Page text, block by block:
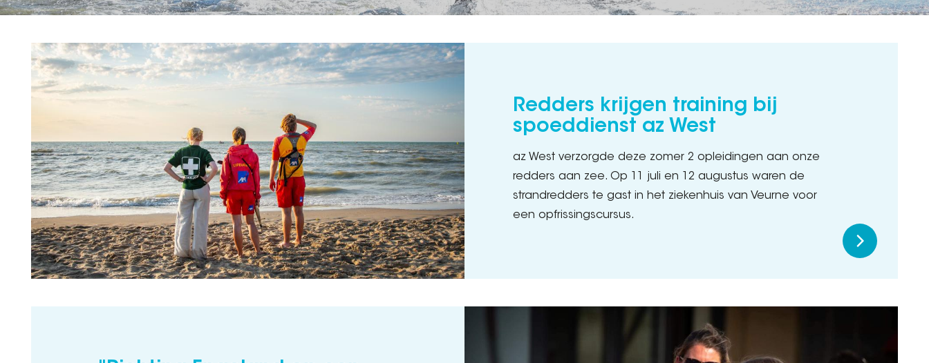
Redders krijgen training bij
spoeddienst az West
az West verzorgde deze zomer 2 opleidingen aan onze
redders aan zee. Op 11 juli en 12 augustus waren de
strandredders te gast in het ziekenhuis van Veurne voor
een opfrissingscursus.